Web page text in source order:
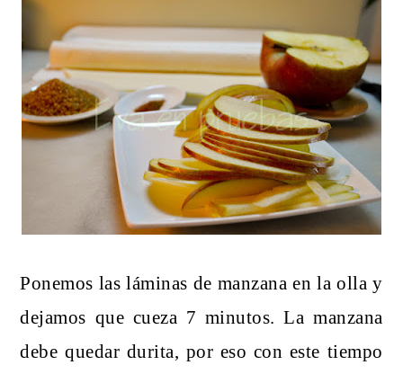
Ponemos las láminas de manzana en la olla y
dejamos que cueza 7 minutos. La manzana
debe quedar durita, por eso con este tiempo